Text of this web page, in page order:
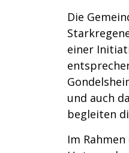
Die
einer
und auch
begleiten
Im